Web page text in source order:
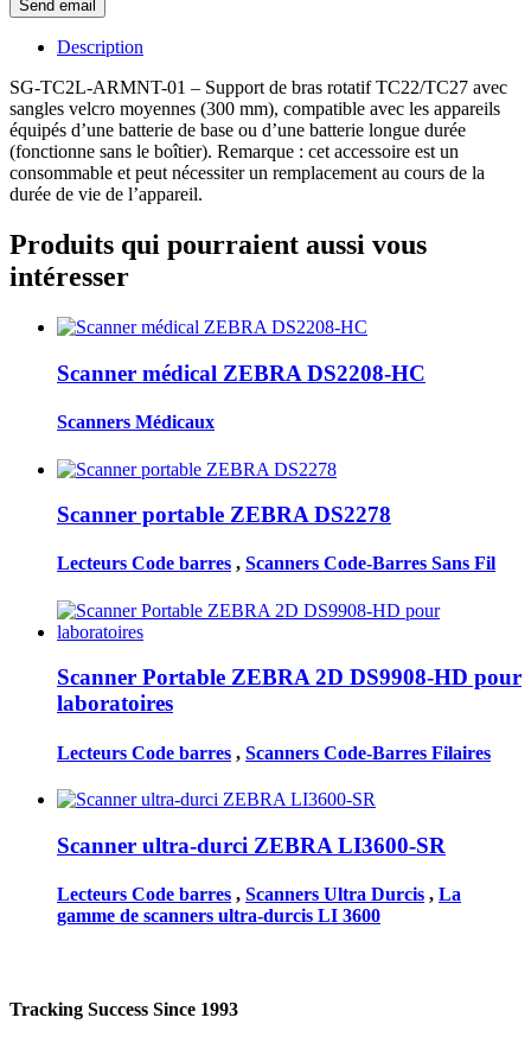
Description
SG-TC2L-ARMNT-01 – Support de bras rotatif TC22/TC27 avec
sangles velcro moyennes (300 mm), compatible avec les appareils
équipés d’une batterie de base ou d’une batterie longue durée
(fonctionne sans le boîtier). Remarque : cet accessoire est un
consommable et peut nécessiter un remplacement au cours de la
durée de vie de l’appareil.
Produits qui pourraient aussi vous
intéresser
Scanner médical ZEBRA DS2208-HC
Scanners Médicaux
Scanner portable ZEBRA DS2278
Lecteurs Code barres , Scanners Code-Barres Sans Fil
Scanner Portable ZEBRA 2D DS9908-HD pour
laboratoires
Lecteurs Code barres , Scanners Code-Barres Filaires
Scanner ultra-durci ZEBRA LI3600-SR
Lecteurs Code barres , Scanners Ultra Durcis , La
gamme de scanners ultra-durcis LI 3600
Tracking Success Since 1993